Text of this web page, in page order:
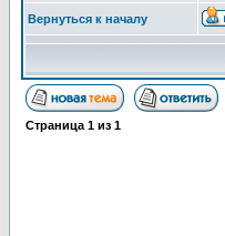
Вернуться к началу
Страница 1 из 1